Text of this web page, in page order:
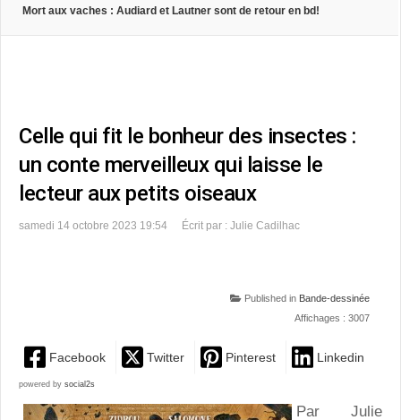
Mort aux vaches : Audiard et Lautner sont de retour en bd!
Celle qui fit le bonheur des insectes :
un conte merveilleux qui laisse le
lecteur aux petits oiseaux
samedi 14 octobre 2023 19:54 Écrit par : Julie Cadilhac
Published in Bande-dessinée
Affichages : 3007
Facebook Twitter Pinterest Linkedin
powered by social2s
Par Julie